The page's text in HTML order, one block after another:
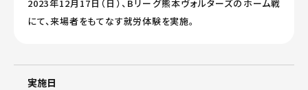
2023年12月17日（日）、Bリーグ熊本ヴォルターズのホーム戦
にて、来場者をもてなす就労体験を実施。
実施日